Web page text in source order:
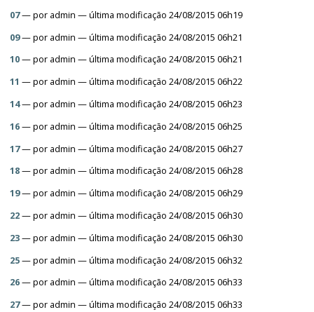
07—por admin — última modificação 24/08/2015 06h19
09—por admin — última modificação 24/08/2015 06h21
10—por admin — última modificação 24/08/2015 06h21
11 —por admin — última modificação 24/08/2015 06h22
14—por admin — última modificação 24/08/2015 06h23
16—por admin — última modificação 24/08/2015 06h25
17—por admin — última modificação 24/08/2015 06h27
18—por admin — última modificação 24/08/2015 06h28
19—por admin — última modificação 24/08/2015 06h29
22—por admin — última modificação 24/08/2015 06h30
23—por admin — última modificação 24/08/2015 06h30
25—por admin — última modificação 24/08/2015 06h32
26—por admin — última modificação 24/08/2015 06h33
27—por admin — última modificação 24/08/2015 06h33